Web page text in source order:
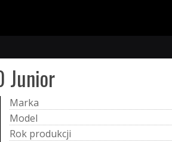
Junior
Marka
Model
Rok produkcji